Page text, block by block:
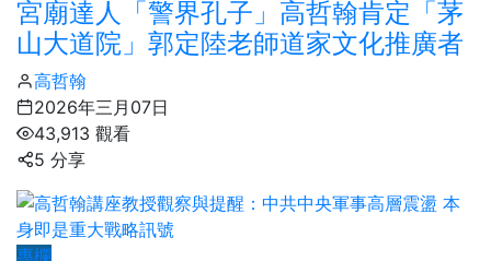
宮廟達人「警界孔子」高哲翰肯定「茅
山大道院」郭定陸老師道家文化推廣者
高哲翰
2026年三月07日
43,913 觀看
5 分享
專欄